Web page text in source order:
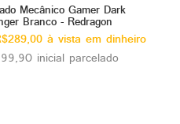
Mecânico Gamer Dark
Branco - Redragon
à vista em dinheiro
inicial parcelado